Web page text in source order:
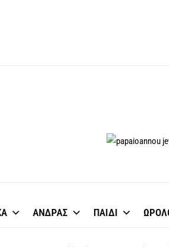
ΑΝΔΡΑΣ ΠΑΙΔΙ